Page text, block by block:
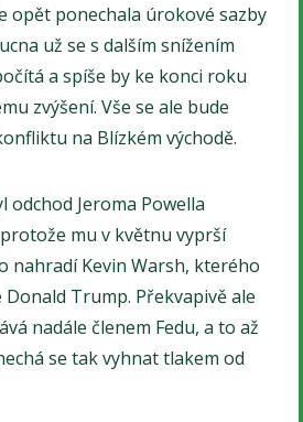
opět ponechala úrokové sazby
už se s dalším snížením
a spíše by ke konci roku
zvýšení. Vše se ale bude
na Blízkém východě.
odchod Jeroma Powella
mu v květnu vyprší
nahradí Kevin Warsh, kterého
Trump. Překvapivě ale
nadále členem Fedu, a to až
se tak vyhnat tlakem od